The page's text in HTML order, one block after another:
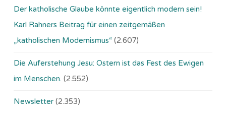
Der katholische Glaube könnte eigentlich modern sein!
Karl Rahners Beitrag für einen zeitgemäßen
„katholischen Modernismus“ (2.607)
Die Auferstehung Jesu: Ostern ist das Fest des Ewigen
im Menschen. (2.552)
Newsletter (2.353)